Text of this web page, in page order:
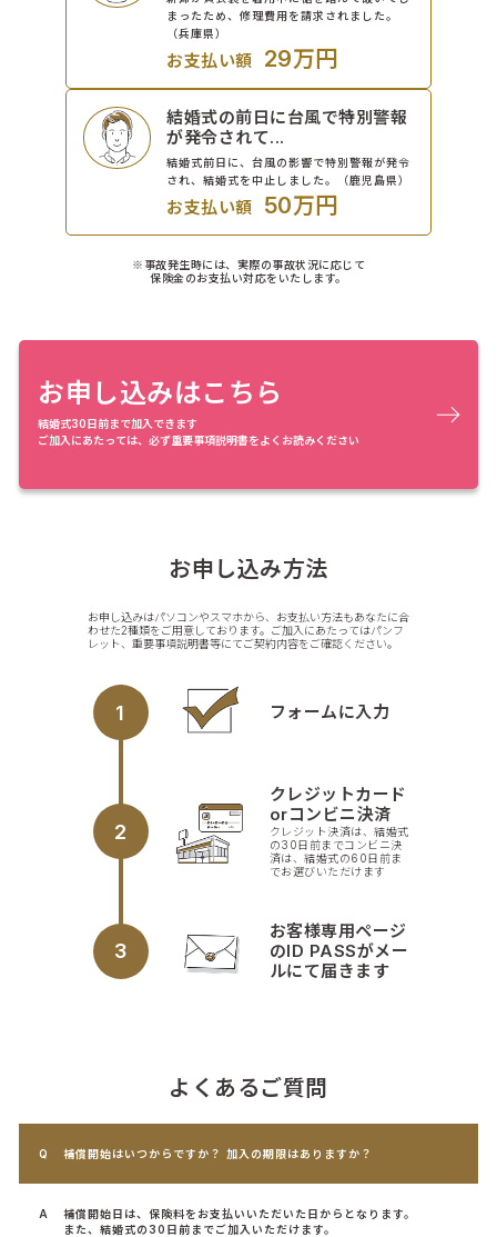
まったため、修理費用を請求されました。
（兵庫県）
お支払い額 29万円
結婚式の前日に台風で特別警報
が発令されて...
結婚式前日に、台風の影響で特別警報が発令
され、結婚式を中止しました。（鹿児島県）
お支払い額 50万円
※事故発生時には、実際の事故状況に応じて
保険金のお支払い対応をいたします。
お申し込みはこちら
結婚式30日前まで加入できます
ご加入にあたっては、必ず重要事項説明書をよくお読みください
お申し込み方法
お申し込みはパソコンやスマホから、お支払い方法もあなたに合
わせた2種類をご用意しております。ご加入にあたってはパンフ
レット、重要事項説明書等にてご契約内容をご確認ください。
1 フォームに入力
2
クレジットカード
orコンビニ決済
クレジット決済は、結婚式
の30日前までコンビニ決
済は、結婚式の60日前ま
でお選びいただけます
3
お客様専用ページ
のID PASSがメー
ルにて届きます
よくあるご質問
補償開始はいつからですか？ 加入の期限はありますか？
補償開始日は、保険料をお支払いいただいた日からとなります。
また、結婚式の30日前までご加入いただけます。